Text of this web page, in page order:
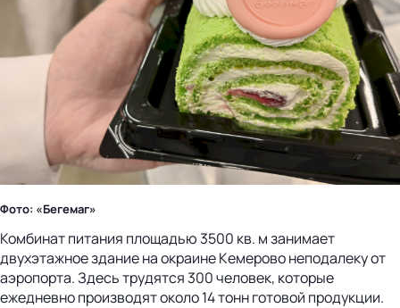
Фото: «Бегемаг»
Комбинат питания площадью 3500 кв. м занимает
двухэтажное здание на окраине Кемерово неподалеку от
аэропорта. Здесь трудятся 300 человек, которые
ежедневно производят около 14 тонн готовой продукции.